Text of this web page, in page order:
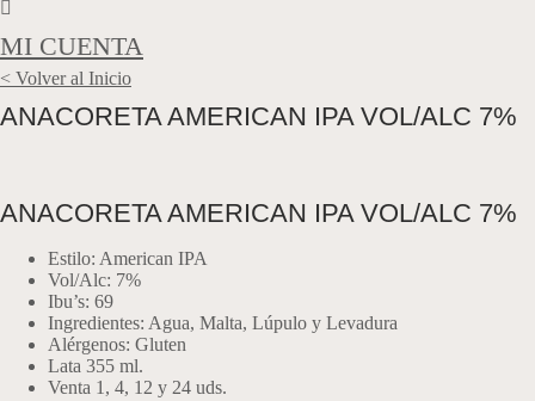
MI CUENTA
< Volver al Inicio
ANACORETA AMERICAN IPA VOL/ALC 7%
ANACORETA AMERICAN IPA VOL/ALC 7%
Estilo: American IPA
Vol/Alc: 7%
Ibu’s: 69
Ingredientes: Agua, Malta, Lúpulo y Levadura
Alérgenos: Gluten
Lata 355 ml.
Venta 1, 4, 12 y 24 uds.